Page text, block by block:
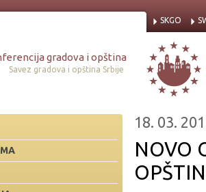
gradova i opština
Savez gradova i opština Srbije
SKGO
18. 03.
NOVO